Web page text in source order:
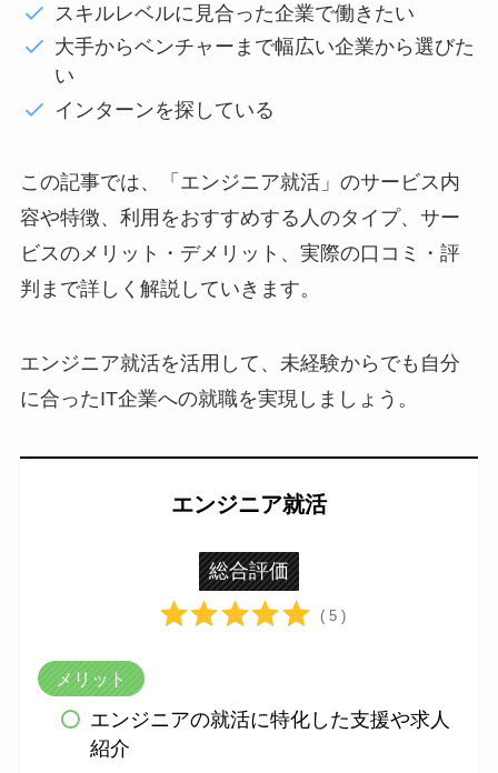
スキルレベルに見合った企業で働きたい
大手からベンチャーまで幅広い企業から選びた
い
インターンを探している
この記事では、「エンジニア就活」のサービス内
容や特徴、利用をおすすめする人のタイプ、サー
ビスのメリット・デメリット、実際の口コミ・評
判まで詳しく解説していきます。
エンジニア就活を活用して、未経験からでも自分
に合ったIT企業への就職を実現しましょう。
エンジニア就活
総合評価
( 5 )
メリット
エンジニアの就活に特化した支援や求人
紹介